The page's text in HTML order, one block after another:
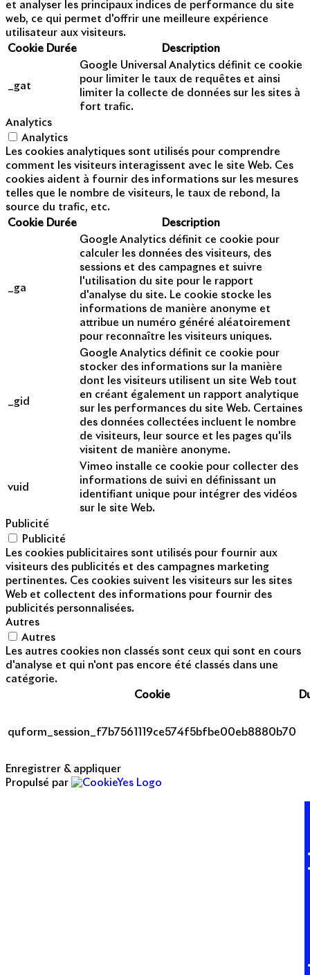
et analyser les principaux indices de performance du site
web, ce qui permet d'offrir une meilleure expérience
utilisateur aux visiteurs.
Cookie Durée Description
_gat
Google Universal Analytics définit ce cookie
pour limiter le taux de requêtes et ainsi
limiter la collecte de données sur les sites à
fort trafic.
Analytics
Analytics
Les cookies analytiques sont utilisés pour comprendre
comment les visiteurs interagissent avec le site Web. Ces
cookies aident à fournir des informations sur les mesures
telles que le nombre de visiteurs, le taux de rebond, la
source du trafic, etc.
Cookie Durée Description
_ga
Google Analytics définit ce cookie pour
calculer les données des visiteurs, des
sessions et des campagnes et suivre
l'utilisation du site pour le rapport
d'analyse du site. Le cookie stocke les
informations de manière anonyme et
attribue un numéro généré aléatoirement
pour reconnaître les visiteurs uniques.
_gid
Google Analytics définit ce cookie pour
stocker des informations sur la manière
dont les visiteurs utilisent un site Web tout
en créant également un rapport analytique
sur les performances du site Web. Certaines
des données collectées incluent le nombre
de visiteurs, leur source et les pages qu'ils
visitent de manière anonyme.
vuid
Vimeo installe ce cookie pour collecter des
informations de suivi en définissant un
identifiant unique pour intégrer des vidéos
sur le site Web.
Publicité
Publicité
Les cookies publicitaires sont utilisés pour fournir aux
visiteurs des publicités et des campagnes marketing
pertinentes. Ces cookies suivent les visiteurs sur les sites
Web et collectent des informations pour fournir des
publicités personnalisées.
Autres
Autres
Les autres cookies non classés sont ceux qui sont en cours
d'analyse et qui n'ont pas encore été classés dans une
catégorie.
Cookie
quform_session_f7b7561119ce574f5bfbe00eb8880b70
Enregistrer & appliquer
Propulsé par